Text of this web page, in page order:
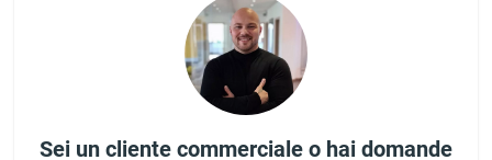
Sei un cliente commerciale o hai domande